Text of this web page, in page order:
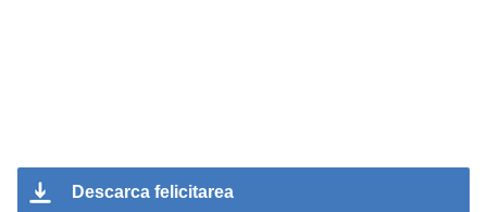
Descarca felicitarea